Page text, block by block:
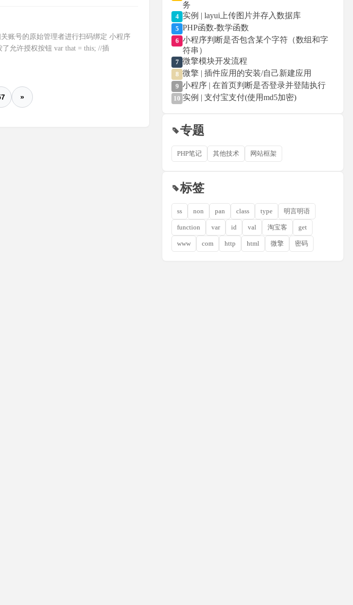
账号的原始管理者进行扫码绑定 小程序
允许授权按钮 var that = this; //插
»
务
4 实例 | layui上传图片并存入数据库
5 PHP函数-数学函数
6 小程序判断是否包含某个字符（数组和字
符串）
7 微擎模块开发流程
8 微擎 | 插件应用的安装/自己新建应用
9 小程序 | 在首页判断是否登录并登陆执行
10 实例 | 支付宝支付(使用md5加密)
专题
PHP笔记 其他技术 网站框架
标签
ss non pan class type 明言明语
function var id val 淘宝客 get
www com http html 微擎 密码